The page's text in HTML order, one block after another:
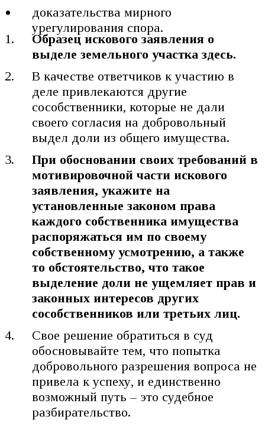
доказательства мирного
урегулирования спора.
Образец искового заявления о
выделе земельного участка здесь.
В качестве ответчиков к участию в
деле привлекаются другие
сособственники, которые не дали
своего согласия на добровольный
выдел доли из общего имущества.
При обосновании своих требований в
мотивировочной части искового
заявления, укажите на
установленные законом права
каждого собственника имущества
распоряжаться им по своему
собственному усмотрению, а также
то обстоятельство, что такое
выделение доли не ущемляет прав и
законных интересов других
сособственников или третьих лиц.
Свое решение обратиться в суд
обосновывайте тем, что попытка
добровольного разрешения вопроса не
привела к успеху, и единственно
возможный путь – это судебное
разбирательство.